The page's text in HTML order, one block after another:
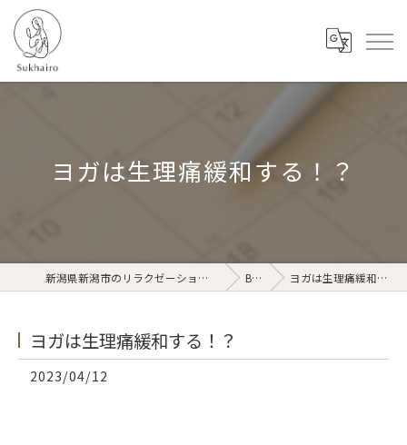
ヨガは生理痛緩和する！？
新潟県新潟市のリラクゼーションならSukhairo Blog ヨガは生理痛緩和する！？
ヨガは生理痛緩和する！？
2023/04/12